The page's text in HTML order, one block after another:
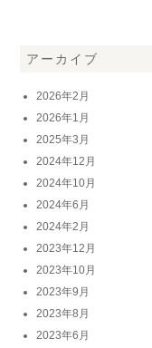
アーカイブ
2026年2月
2026年1月
2025年3月
2024年12月
2024年10月
2024年6月
2024年2月
2023年12月
2023年10月
2023年9月
2023年8月
2023年6月